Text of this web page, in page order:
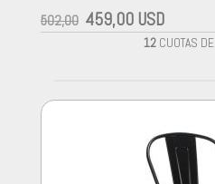
502,00 459,00 USD
12 CUOTAS DE